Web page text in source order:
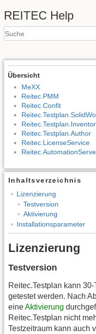
REITEC Help
Übersicht
MeXX
Reitec.PMM
Reitec.Confit
Reitec.Testplan.Inventor
Reitec.Testplan.Author
Reitec.LicenseService
Inhaltsverzeichnis
Lizenzierung
Testversion
Aktivierung
Installationsparameter
Lizenzierung
Testversion
Reitec.Testplan kann
getestet werden. Nach
eineAktivierung
Reitec.Testplan nicht
Testzeitraum kann auch